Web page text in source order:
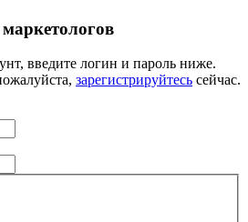
введите логин и пароль ниже.
зарегистрируйтесь сейчас.